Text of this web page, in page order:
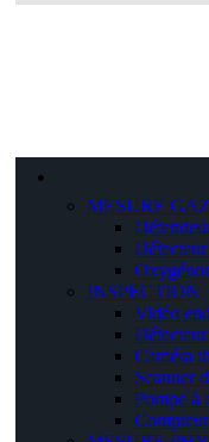
MESURE GAZ
INSPECTION
Vidéo
Caméra
Scanner
Pompe à